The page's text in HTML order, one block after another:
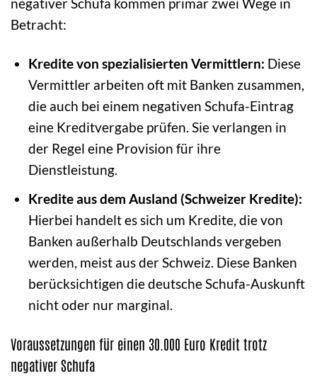
Betracht:
Kredite von spezialisierten Vermittlern: Diese
Vermittler arbeiten oft mit Banken zusammen,
die auch bei einem negativen Schufa-Eintrag
eine Kreditvergabe prüfen. Sie verlangen in
der Regel eine Provision für ihre
Dienstleistung.
Kredite aus dem Ausland (Schweizer Kredite):
Hierbei handelt es sich um Kredite, die von
Banken außerhalb Deutschlands vergeben
werden, meist aus der Schweiz. Diese Banken
berücksichtigen die deutsche Schufa-Auskunft
nicht oder nur marginal.
Voraussetzungen für einen 30.000 Euro Kredit trotz
negativer Schufa